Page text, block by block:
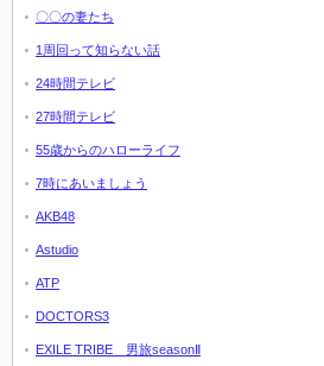
〇〇の妻たち
1周回って知らない話
24時間テレビ
27時間テレビ
55歳からのハローライフ
7時にあいましょう
AKB48
Astudio
ATP
DOCTORS3
EXILE TRIBE 男旅seasonⅡ